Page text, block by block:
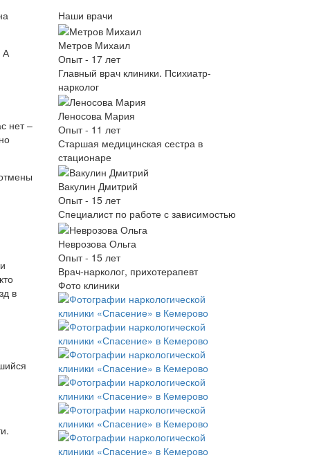
А
нет –
в
Наши врачи
Метров Михаил
Опыт - 17 лет
Главный врач клиники. Психиатр-
нарколог
Леносова Мария
Опыт - 11 лет
Старшая медицинская сестра в
стационаре
Вакулин Дмитрий
Опыт - 15 лет
Специалист по работе с зависимостью
Неврозова Ольга
Опыт - 15 лет
Врач-нарколог, прихотерапевт
Фото клиники